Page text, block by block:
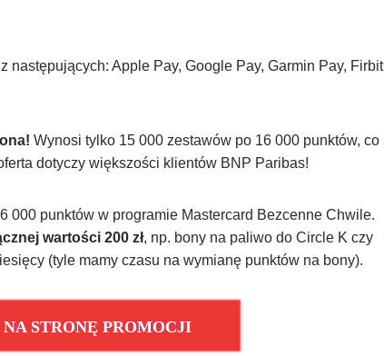
następujących: Apple Pay, Google Pay, Garmin Pay, Firbit
Wynosi tylko 15 000 zestawów po 16 000 punktów, co
dotyczy większości klientów BNP Paribas!
000 punktów w programie Mastercard Bezcenne Chwile.
wartości 200 zł, np. bony na paliwo do Circle K czy
(tyle mamy czasu na wymianę punktów na bony).
STRONĘ PROMOCJI